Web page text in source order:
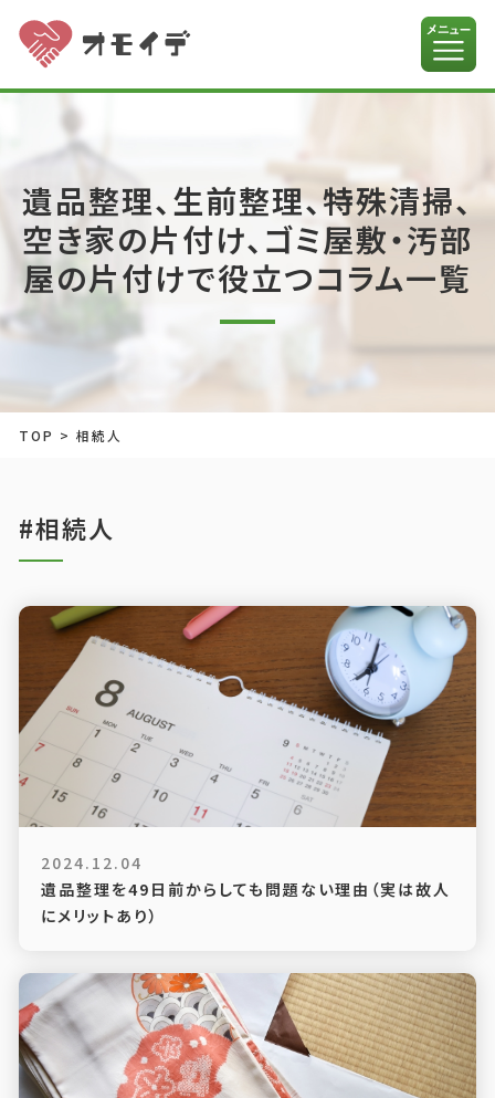
遺品整理、生前整理、特殊清掃、
空き家の片付け、ゴミ屋敷・汚部
屋の片付けで役立つコラム一覧
TOP > 相続人
#相続人
2024.12.04
遺品整理を49日前からしても問題ない理由（実は故人
にメリットあり）